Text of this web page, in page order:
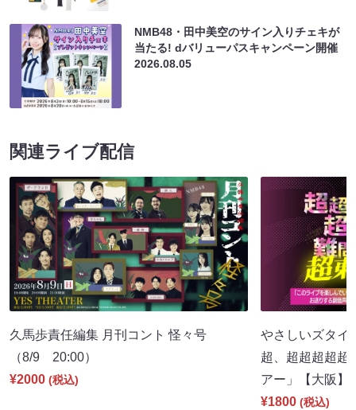
NMB48・田中美空のサイン入りチェキが
当たる! dバリューパスキャンペーン開催
2026.08.05
関連ライブ配信
久馬歩責任編集 月刊コント 怪々号
（8/9 20:00）
¥2000 (税込)
やさしいズタイ
超、超超超超超
アー」【大阪
¥1800 (税込)